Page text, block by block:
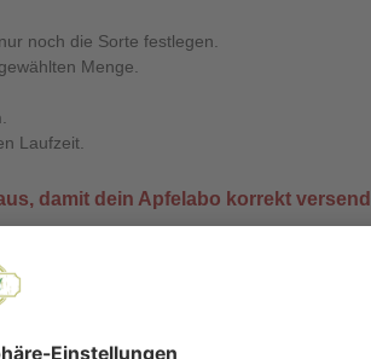
noch die Sorte festlegen.
Menge.
.
Laufzeit.
damit dein Apfelabo korrekt
auf Verträglichkeit.